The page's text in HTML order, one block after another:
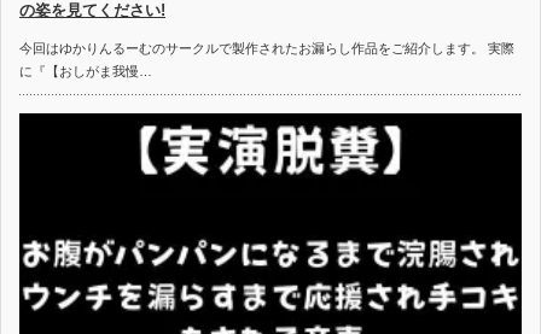
の姿を見てください!
今回はゆかりんるーむのサークルで製作されたお漏らし作品をご紹介します。 実際
に『【おしがま我慢…